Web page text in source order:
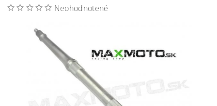
Neohodnotené